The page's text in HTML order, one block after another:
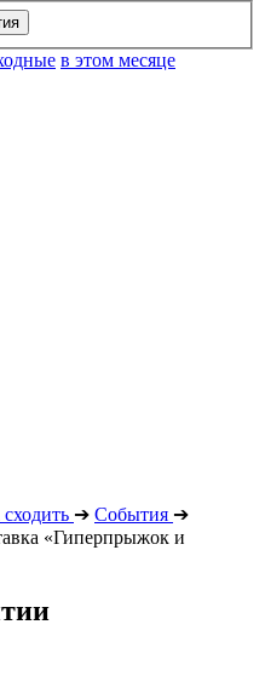
в этом месяце
➔ События ➔
«Гиперпрыжок и